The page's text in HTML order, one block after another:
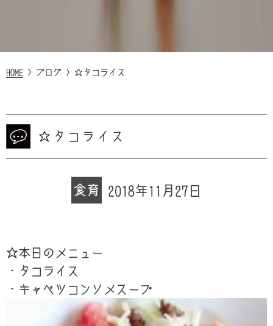
HOME > ブログ > ☆タコライス
☆タコライス
食育 2018年11月27日
☆本日のメニュー
・タコライス
・キャベツコンソメスープ